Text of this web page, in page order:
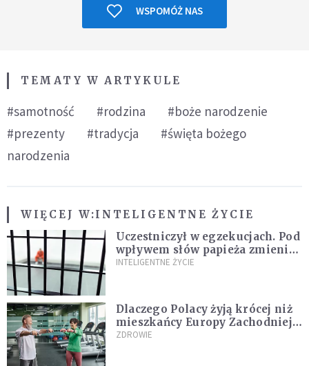
WSPOMÓŻ NAS
TEMATY W ARTYKULE
#samotność #rodzina
#boże narodzenie
#prezenty
#tradycja
#święta bożego
narodzenia
WIĘCEJ W:INTELIGENTNE ŻYCIE
Uczestniczył w egzekucjach. Pod
wpływem słów papieża zmienił
zdanie
INTELIGENTNE ŻYCIE
Dlaczego Polacy żyją krócej niż
mieszkańcy Europy Zachodniej?
Ekspertka wskazuje główne
ZDROWIE